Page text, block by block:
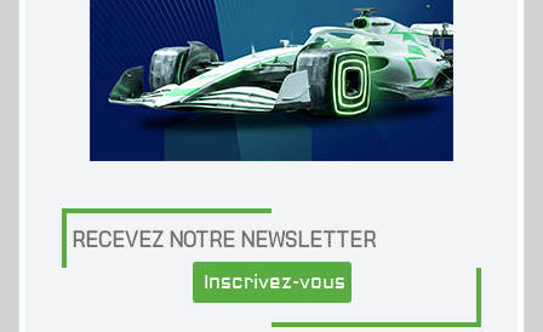
RECEVEZ NOTRE NEWSLETTER
Inscrivez-vous